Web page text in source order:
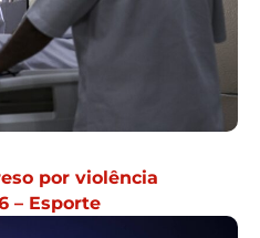
por violência
– Esporte